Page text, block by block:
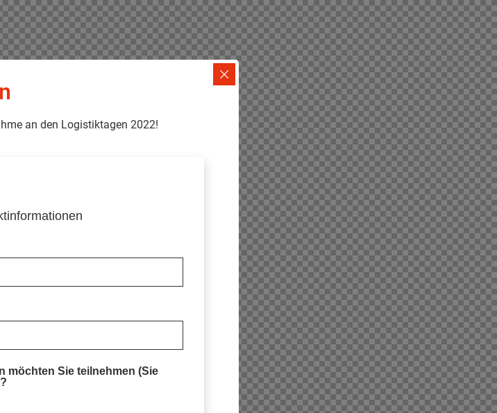
an den Logistiktagen 2022!
möchten Sie teilnehmen (Sie